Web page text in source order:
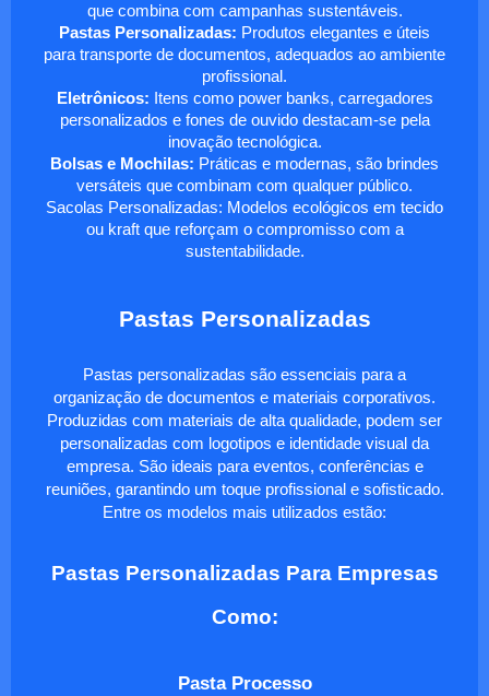
que combina com campanhas sustentáveis.
Pastas Personalizadas: Produtos elegantes e úteis
para transporte de documentos, adequados ao ambiente
profissional.
Eletrônicos: Itens como power banks, carregadores
personalizados e fones de ouvido destacam-se pela
inovação tecnológica.
Bolsas e Mochilas: Práticas e modernas, são brindes
versáteis que combinam com qualquer público.
Sacolas Personalizadas: Modelos ecológicos em tecido
ou kraft que reforçam o compromisso com a
sustentabilidade.
Pastas Personalizadas
Pastas personalizadas são essenciais para a
organização de documentos e materiais corporativos.
Produzidas com materiais de alta qualidade, podem ser
personalizadas com logotipos e identidade visual da
empresa. São ideais para eventos, conferências e
reuniões, garantindo um toque profissional e sofisticado.
Entre os modelos mais utilizados estão:
Pastas Personalizadas Para Empresas
Como:
Pasta Processo